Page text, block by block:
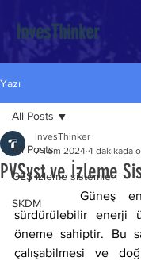
InvesThinker
Yazı
All Posts
GES izleme sistemleri
SKDM
All Posts
PVSyst ve İzleme
InvesThinker
7 Tem 2024 4 dakikada
sürdürülebilir enerji
öneme sahiptir. Bu
çalışabilmesi ve